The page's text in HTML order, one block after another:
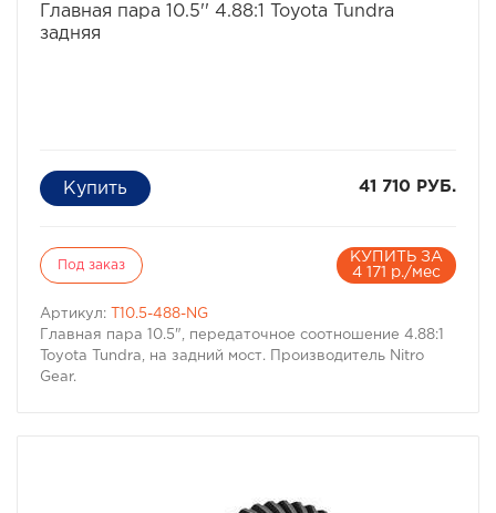
Главная пара 10.5'' 4.88:1 Toyota Tundra
задняя
41 710 РУБ.
Под заказ
КУПИТЬ ЗА
4 171 р./мес
Артикул:
T10.5-488-NG
Главная пара 10.5", передаточное соотношение 4.88:1
Toyota Tundra, на задний мост. Производитель Nitro
Gear.